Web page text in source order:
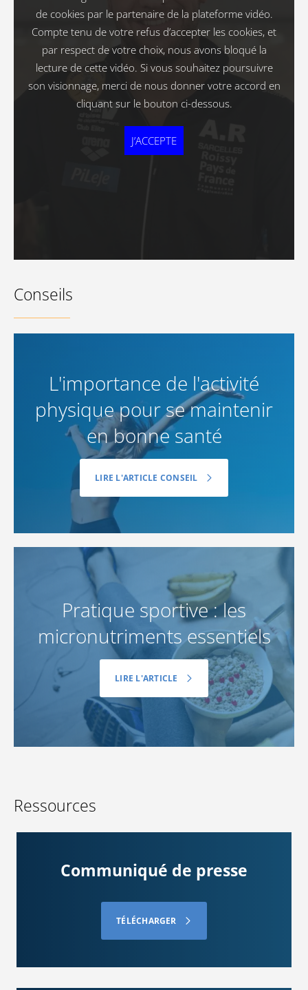
de cookies par le partenaire de la plateforme vidéo.
Compte tenu de votre refus d’accepter les cookies, et
par respect de votre choix, nous avons bloqué la
lecture de cette vidéo. Si vous souhaitez poursuivre
son visionnage, merci de nous donner votre accord en
cliquant sur le bouton ci-dessous.
J’ACCEPTE
Conseils
L'importance de l'activité
physique pour se maintenir
en bonne santé
LIRE L'ARTICLE CONSEIL
Pratique sportive : les
micronutriments essentiels
LIRE L'ARTICLE
Ressources
Communiqué de presse
TÉLÉCHARGER